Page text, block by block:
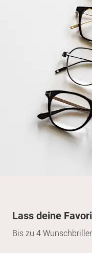
Lass deine
Bis zu 4